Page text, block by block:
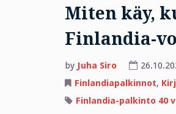
Miten käy,
Finlandia-
by Juha Siro
Finlandiapalkinnot,
Finlandia-palkinto 40